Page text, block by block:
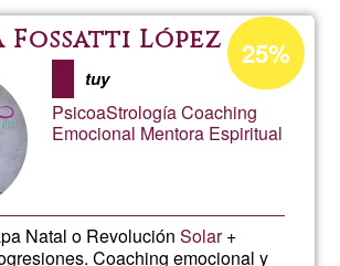
La
Mirada
Fossatti López
tuy
PsicoaStrología Coaching
Emocional Mentora Espiritual
Natal o RevoluciónSolar+
Coaching emocional y
Porcentaje
de
aceptación
de
25%